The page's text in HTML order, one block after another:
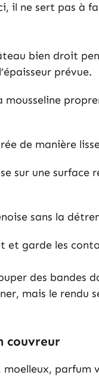
il ne sert pas à
bien droit
prévue.
mousseline
de manière
sur une surface
sans la
et garde les
des bandes
mais le rendu
couvreur
parfum